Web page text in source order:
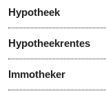
Hypotheek
Hypotheekrentes
Immotheker